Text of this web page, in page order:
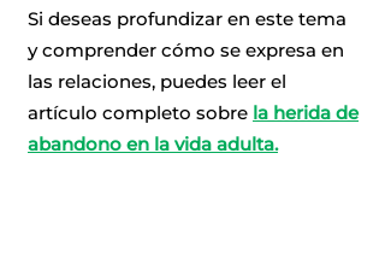
Si deseas profundizar en este tema
y comprender cómo se expresa en
las relaciones, puedes leer el
artículo completo sobre la herida de
abandono en la vida adulta.